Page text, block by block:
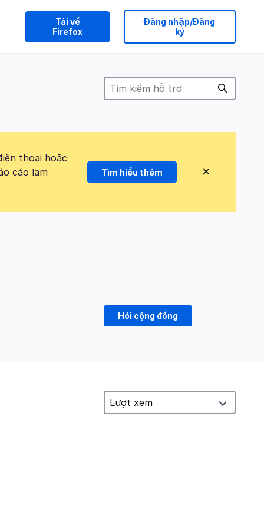
Tải về
Firefox
Đăng nhập/Đăng
ký
thoại hoặc
cáo lạm
Tìm hiểu thêm
Hỏi cộng đồng